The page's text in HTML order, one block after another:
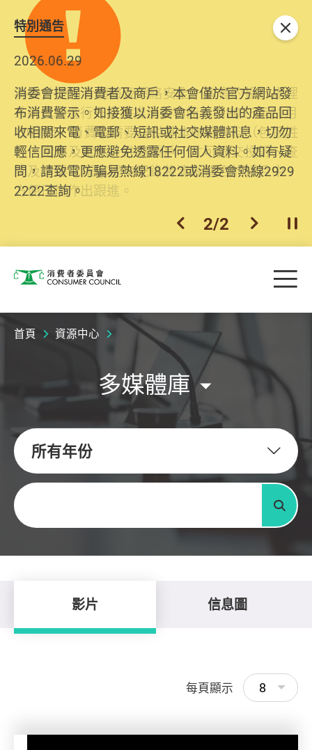
特別通告
2026.06.29
消委會提醒消費者及商戶，本會僅於官方網站發
布消費警示。如接獲以消委會名義發出的產品回
收相關來電、電郵、短訊或社交媒體訊息，切勿
輕信回應，更應避免透露任何個人資料。如有疑
問，請致電防騙易熱線18222或消委會熱線2929
2222查詢。
2025.10.31
為提升使用者體驗及網絡安全，本會的投訴處理
系統已經進行升級及推出新功能。由2025年11月
10日起，消費者需要提供基本聯絡資料（包括姓
名、電郵及電話）註冊帳戶，才可提交投訴、查
詢及建議。所有提交紀錄將清晰整合於帳戶中，
方便日後作出跟進。
上一個
2/2 下一個開
關閉
消費者委員會 目
首頁 資源中心
多媒體庫
所有年份
關鍵字
搜尋
影片 信息圖
每頁顯示 8